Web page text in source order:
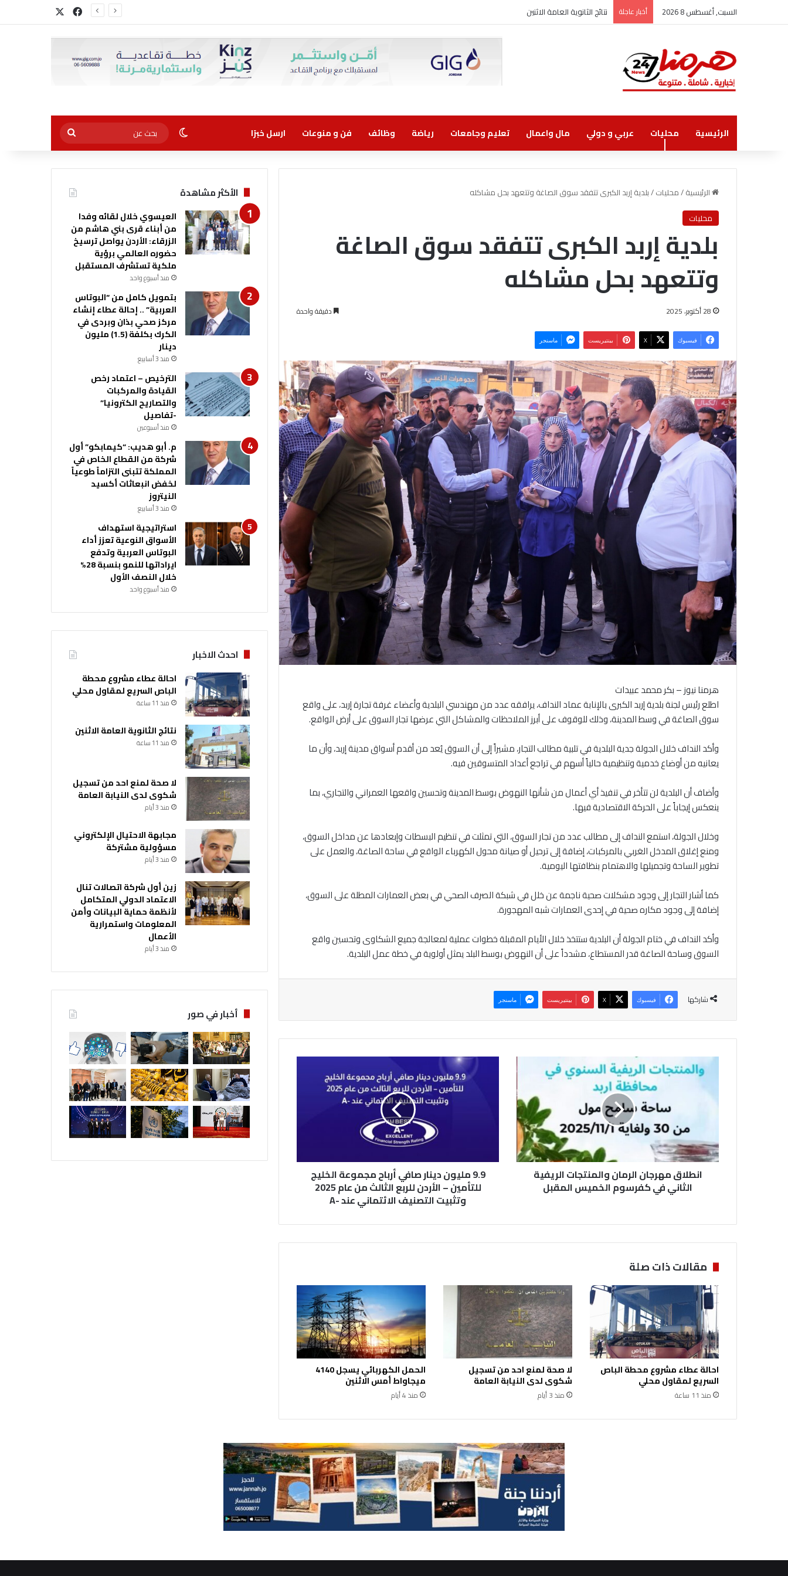
السبت, أغسطس 8 2026 أخبار عاجلة نتائج الثانوية العامة الاثنين فيسبوك
الرئيسية محليات عربي و دولي مال واعمال تعليم وجامعات رياضة وظائف فن و منوعات ارسل خبرًا الوضع المظلم
بحث
عن
الرئيسية/محليات/بلدية إربد الكبرى تتفقد سوق الصاغة وتتعهد بحل مشاكله
محليات
بلدية إربد الكبرى تتفقد سوق الصاغة
وتتعهد بحل مشاكله
28 أكتوبر، 2025 دقيقة واحدة
فيسبوك ‫X بينتيريست ماسنجر
هرمنا نيوز – بكر محمد عبيدات
اطلع رئيس لجنة بلدية إربد الكبرى بالإنابة عماد النداف، يرافقه عدد من مهندسي البلدية وأعضاء غرفة تجارة إربد، على واقع
سوق الصاغة في وسط المدينة، وذلك للوقوف على أبرز الملاحظات والمشاكل التي عرضها تجار السوق على أرض الواقع.
وأكد النداف خلال الجولة جدية البلدية في تلبية مطالب التجار، مشيراً إلى أن السوق يُعد من أقدم أسواق مدينة إربد، وأن ما
يعانيه من أوضاع خدمية وتنظيمية حالياً أسهم في تراجع أعداد المتسوقين فيه.
وأضاف أن البلدية لن تتأخر في تنفيذ أي أعمال من شأنها النهوض بوسط المدينة وتحسين واقعها العمراني والتجاري، بما
ينعكس إيجاباً على الحركة الاقتصادية فيها.
وخلال الجولة، استمع النداف إلى مطالب عدد من تجار السوق، التي تمثلت في تنظيم البسطات وإبعادها عن مداخل السوق،
ومنع إغلاق المدخل الغربي بالمركبات، إضافة إلى ترحيل أو صيانة محول الكهرباء الواقع في ساحة الصاغة، والعمل على
تطوير الساحة وتجميلها والاهتمام بنظافتها اليومية.
كما أشار التجار إلى وجود مشكلات صحية ناجمة عن خلل في شبكة الصرف الصحي في بعض العمارات المطلة على السوق،
إضافة إلى وجود مكاره صحية في إحدى العمارات شبه المهجورة.
وأكد النداف في ختام الجولة أن البلدية ستتخذ خلال الأيام المقبلة خطوات عملية لمعالجة جميع الشكاوى وتحسين واقع
السوق وساحة الصاغة قدر المستطاع، مشدداً على أن النهوض بوسط البلد يمثل أولوية في خطة عمل البلدية.
شاركها فيسبوك ‫X بينتيريست ماسنجر
ه
ر
ل
م
ا
ن
و
ا
ن
ت
ج
ا
ت
ا
ر
انطلاق مهرجان الرمان والمنتجات الريفية
الثاني في كفرسوم الخميس المقبل
د
ص
ف
ر
ب
ا
ح
م
ج
م
و
ع
ل
ل
ي
ج
ل
ل
م
9.9 مليون دينار صافي أرباح مجموعة الخليج
للتأمين – الأردن للربع الثالث من عام 2025
وتثبيت التصنيف الائتماني عند -A
مقالات ذات صلة
احالة عطاء مشروع محطة الباص
السريع لمقاول محلي
منذ 11 ساعة
لا صحة لمنع احد من تسجيل
شكوى لدى النيابة العامة
منذ 3 أيام
الحمل الكهربائي يسجل 4140
ميجاواط أمس الاثنين
منذ 4 أيام
الأكثر مشاهدة
العيسوي خلال لقائه وفدا
من أبناء قرى بني هاشم من
الزرقاء: الأردن يواصل ترسيخ
حضوره العالمي برؤية
ملكية تستشرف المستقبل
منذ أسبوع واحد
بتمويل كامل من “البوتاس
العربية” .. إحالة عطاء إنشاء
مركز صحي بذان وبردى في
الكرك بكلفة (1.5) مليون
دينار
منذ 3 أسابيع
الترخيص – اعتماد رخص
القيادة والمركبات
والتصاريح الكترونيا”
-تفاصيل
منذ أسبوعين
م. أبو هديب: “كيمابكو” أول
شركة من القطاع الخاص في
المملكة تتبنى التزاماً طوعياً
لخفض انبعاثات أكسيد
النيتروز
منذ 3 أسابيع
استراتيجية استهداف
الأسواق النوعية تعزز أداء
البوتاس العربية وتدفع
ايراداتها للنمو بنسبة 28%
خلال النصف الأول
منذ أسبوع واحد
احدث الاخبار
احالة عطاء مشروع محطة
الباص السريع لمقاول محلي
منذ 11 ساعة
نتائج الثانوية العامة الاثنين
منذ 11 ساعة
لا صحة لمنع احد من تسجيل
شكوى لدى النيابة العامة
منذ 3 أيام
مجابهة الاحتيال الإلكتروني
مسؤولية مشتركة
منذ 3 أيام
زين أول شركة اتصالات تنال
الاعتماد الدولي المتكامل
لأنظمة حماية البيانات وأمن
المعلومات واستمرارية
الأعمال
منذ 3 أيام
أخبار في صور